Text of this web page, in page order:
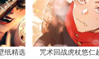
纸精选 咒术回战虎杖悠仁